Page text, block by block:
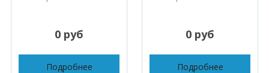
0 руб
Подробнее
0 руб
Подробнее